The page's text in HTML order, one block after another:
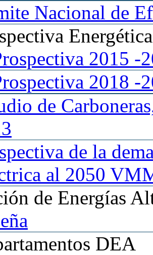
Nacional de
2015 -
2018 -
de
de la
al 2050
de Energías
DEA